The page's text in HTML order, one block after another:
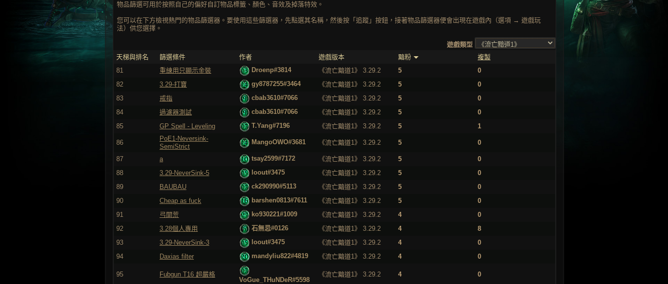
物品篩選可用於按照自己的偏好自訂物品標籤、顏色、音效及掉落特效。
您可以在下方檢視熱門的物品篩選器。要使用這些篩選器，先點選其名稱，然後按「追蹤」按鈕，接著物品篩選器便會出現在遊戲內（選項 → 遊戲玩
法）供您選擇。
遊戲類型
天梯與排名
篩選條件 作者 遊戲版本 黯粉
複製
81
重練用只顯示金裝 Droenp#3814 《流亡黯道1》 3.29.2 5
0
82
3.29-打寶 gy8787255#3464 《流亡黯道1》 3.29.2 5
0
83
戒指 cbab3610#7066 《流亡黯道1》 3.29.2 5
0
84
過濾器測試 cbab3610#7066 《流亡黯道1》 3.29.2 5
0
85
GP Spell - Leveling T.Yang#7196 《流亡黯道1》 3.29.2 5 1
86
PoE1-Neversink-
SemiStrict
MangoOWO#3681 《流亡黯道1》 3.29.2 5 0
87 a tsay2599#7172 《流亡黯道1》 3.29.2 5
0
88
3.29-NeverSink-5 loout#3475 《流亡黯道1》 3.29.2 5
0
89
BAUBAU ck290990#5113 《流亡黯道1》 3.29.2 5
0
90
Cheap as fuck barshen0813#7611 《流亡黯道1》 3.29.2 5
0
91
弓開荒 ko930221#1009 《流亡黯道1》 3.29.2 4
0
92
3.28個人專用 石無忌#0126 《流亡黯道1》 3.29.2 4
8
93
3.29-NeverSink-3 loout#3475 《流亡黯道1》 3.29.2 4
0
94
Daxias filter mandyliu822#4819 《流亡黯道1》 3.29.2 4 0
95 Fubgun T16 超嚴格
VoGue_THuNDeR#5598
《流亡黯道1》 3.29.2 4 0